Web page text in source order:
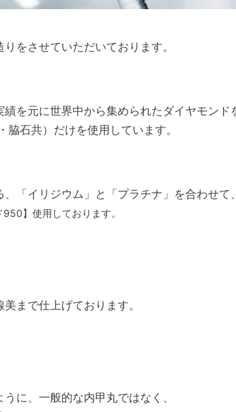
をさせていただいております。
を元に世界中から集められたダイヤモンド
石共）だけを使用しています。
「イリジウム」と「プラチナ」を合わせて、
950】使用しております。
まで仕上げております。
に、一般的な内甲丸ではなく、